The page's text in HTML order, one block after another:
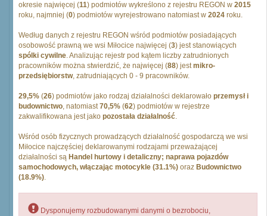
okresie najwięcej (11) podmiotów wykreślono z rejestru REGON w 2015
roku, najmniej (0) podmiotów wyrejestrowano natomiast w 2024 roku.
Według danych z rejestru REGON wśród podmiotów posiadających
osobowość prawną we wsi Miłocice najwięcej (3) jest stanowiących
spólki cywilne. Analizując rejestr pod kątem liczby zatrudnionych
pracowników można stwierdzić, że najwięcej (88) jestmikro-
przedsiębiorstw, zatrudniających 0 - 9 pracowników.
29,5% (26) podmiotów jako rodzaj działalności deklarowało przemysł i
budownictwo, natomiast70,5% (62) podmiotów w rejestrze
zakwalifikowana jest jako pozostała działalność.
Wśród osób fizycznych prowadzących działalność gospodarczą we wsi
Miłocice najczęściej deklarowanymi rodzajami przeważającej
działalności są Handel hurtowy i detaliczny; naprawa pojazdów
samochodowych, włączając motocykle (31.1%) oraz Budownictwo
(18.9%).
Dysponujemy rozbudowanymi danymi o bezrobociu,